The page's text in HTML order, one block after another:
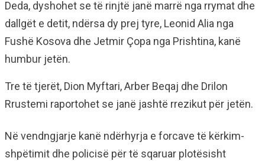
Deda, dyshohet se të rinjtë janë marrë nga rrymat dhe
dallgët e detit, ndërsa dy prej tyre, Leonid Alia nga
Fushë Kosova dhe Jetmir Çopa nga Prishtina, kanë
humbur jetën.
Tre të tjerët, Dion Myftari, Arber Beqaj dhe Drilon
Rrustemi raportohet se janë jashtë rrezikut për jetën.
Në vendngjarje kanë ndërhyrja e forcave të kërkim-
shpëtimit dhe policisë për të sqaruar plotësisht